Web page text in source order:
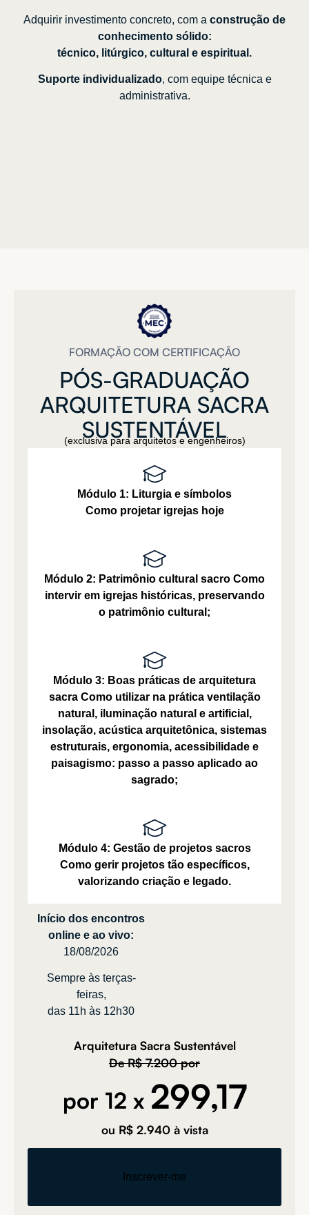
Adquirir investimento concreto, com a construção de
conhecimento sólido:
técnico, litúrgico, cultural e espiritual.
Suporte individualizado, com equipe técnica e
administrativa.
FORMAÇÃO COM CERTIFICAÇÃO
PÓS-GRADUAÇÃO
ARQUITETURA SACRA
SUSTENTÁVEL
(exclusiva para arquitetos e engenheiros)
Módulo 1: Liturgia e símbolos
Como projetar igrejas hoje
Módulo 2: Patrimônio cultural sacro Como
intervir em igrejas históricas, preservando
o patrimônio cultural;
Módulo 3: Boas práticas de arquitetura
sacraComo utilizar na prática ventilação
natural, iluminação natural e artificial,
insolação, acústica arquitetônica, sistemas
estruturais, ergonomia, acessibilidade e
paisagismo: passo a passo aplicado ao
sagrado;
Módulo 4: Gestão de projetos sacros
Como gerir projetos tão específicos,
valorizando criação e legado.
Início dos encontros
online e ao vivo:
18/08/2026
Sempre às terças-
feiras,
das 11h às 12h30
Arquitetura Sacra Sustentável
De R$ 7.200 por
por 12 x 299,17
ou R$ 2.940 à vista
Inscrever-me